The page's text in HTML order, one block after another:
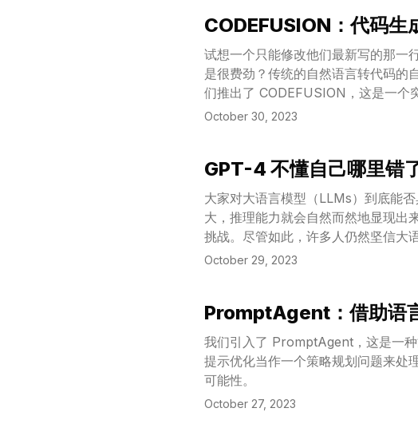
CODEFUSION：代码
试想一个只能修改他们最新写的那
是很费劲？传统的自然语言转代码的
们推出了 CODEFUSION，这是一个
代码，直到生成高质量的程序代码
它在保证代码质量的同时，还能提供
October 30, 2023
View Article
GPT-4 不懂自己哪里错
大家对大语言模型（LLMs）到底能
大，推理能力就会自然而然地显现出
挑战。尽管如此，许多人仍然坚信大
这种信仰似乎是建立在这样一个前提
October 29, 2023
View Article
PromptAgent：借助语
我们引入了 PromptAgent，这是一
提示优化当作一个策略规划问题来处
可能性。
October 27, 2023
View Article